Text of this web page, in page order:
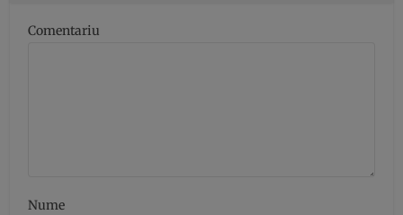
Comentariu
Nume